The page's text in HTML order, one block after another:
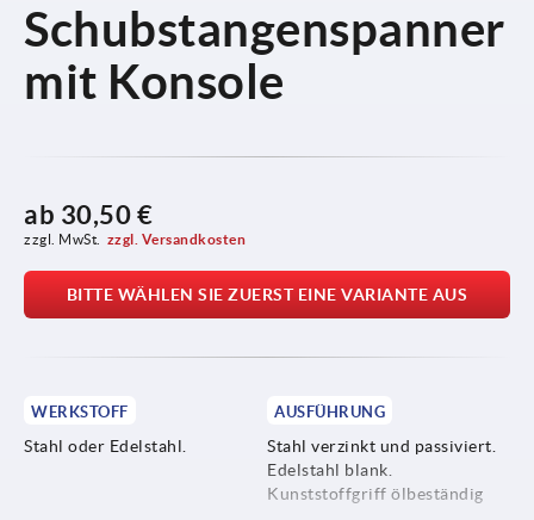
Schubstangenspanner
mit Konsole
ab 30,50 €
zzgl. MwSt. zzgl. Versandkosten
BITTE WÄHLEN SIE ZUERST EINE VARIANTE AUS
WERKSTOFF
Stahl oder Edelstahl.
AUSFÜHRUNG
Stahl verzinkt und passiviert.
Edelstahl blank.
Kunststoffgriff ölbeständig